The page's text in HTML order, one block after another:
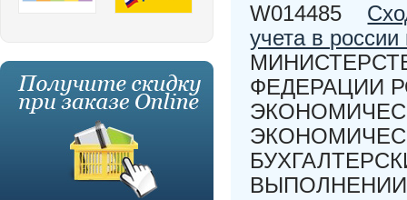
W014485
учета в
ФЕДЕРАЦИИ